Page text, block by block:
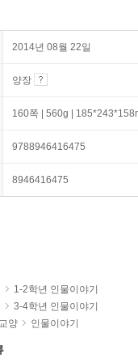
2014년 08월 22일
양장
160쪽 | 560g |
9788946416475
8946416475
1-2학년 인물이야기
3-4학년 인물이야기
양 인물이야기